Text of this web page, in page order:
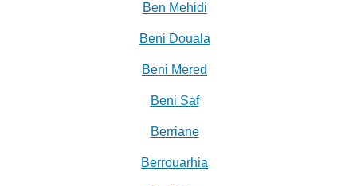
Ben Mehidi
Beni Douala
Beni Mered
Beni Saf
Berriane
Berrouarhia